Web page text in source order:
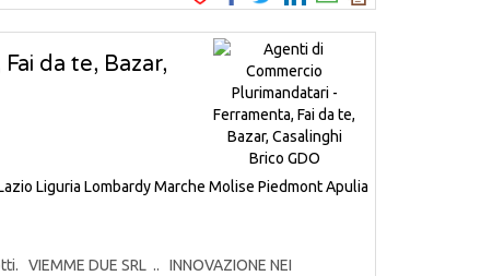
da te, Bazar,
Liguria LombardyMarche Molise PiedmontApulia
VIEMME DUE SRL .. INNOVAZIONE NEI